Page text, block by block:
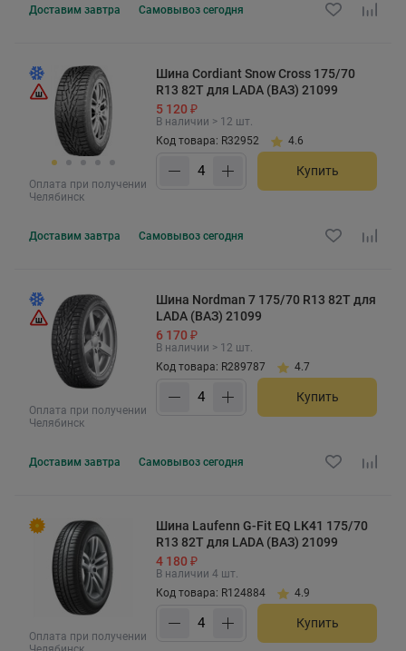
Доставим завтра Самовывоз сегодня
Оплата при получении
Челябинск
Шина Cordiant Snow Cross 175/70
R13 82T для LADA (ВАЗ) 21099
5 120 ₽
В наличии > 12 шт.
Код товара: R32952
4.6
Купить
Доставим завтра Самовывоз сегодня
Оплата при получении
Челябинск
Шина Nordman 7 175/70 R13 82T для
LADA (ВАЗ) 21099
6 170 ₽
В наличии > 12 шт.
Код товара: R289787
4.7
Купить
Доставим завтра Самовывоз сегодня
Оплата при получении
Шина Laufenn G-Fit EQ LK41 175/70
R13 82T для LADA (ВАЗ) 21099
4 180 ₽
В наличии 4 шт.
Код товара: R124884
4.9
Купить